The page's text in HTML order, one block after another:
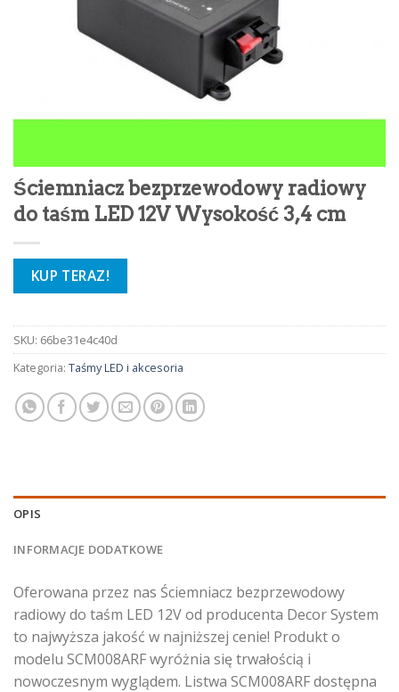
Ściemniacz bezprzewodowy radiowy
do taśm LED 12V Wysokość 3,4 cm
KUP TERAZ!
SKU: 66be31e4c40d
Kategoria: Taśmy LED i akcesoria
OPIS
INFORMACJE DODATKOWE
Oferowana przez nas Ściemniacz bezprzewodowy
radiowy do taśm LED 12V od producenta Decor System
to najwyższa jakość w najniższej cenie! Produkt o
modelu SCM008ARF wyróżnia się trwałością i
nowoczesnym wyglądem. Listwa SCM008ARF dostępna